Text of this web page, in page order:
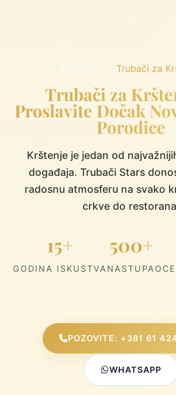
Trubači za
Trubači za
Proslavite Dočak
Porodice
Krštenje je jedan od
događaja. Trubači Stars
radosnu atmosferu na svako
crkve do
15+
GODINA ISKUSTVA
500+
NASTUPA
POZOVITE: +381 61
WHATSAPP